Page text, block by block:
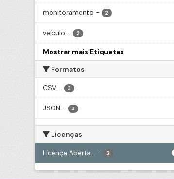
monitoramento - 2
veículo - 2
Mostrar mais Etiquetas
Formatos
CSV - 3
JSON - 3
Licenças
Licença Aberta... - 3